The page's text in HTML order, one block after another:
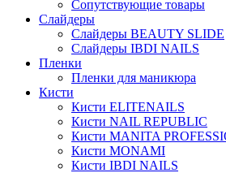
Сопутствующие товары
Слайдеры
Слайдеры BEAUTY SLIDE
Слайдеры IBDI NAILS
Пленки
Пленки для маникюра
Кисти
Кисти ELITENAILS
Кисти NAIL REPUBLIC
Кисти MANITA
Кисти MONAMI
Кисти IBDI NAILS